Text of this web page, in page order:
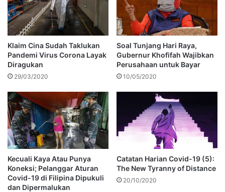
Klaim Cina Sudah Taklukan
Pandemi Virus Corona Layak
Diragukan
29/03/2020
Soal Tunjang Hari Raya,
Gubernur Khofifah Wajibkan
Perusahaan untuk Bayar
10/05/2020
Kecuali Kaya Atau Punya
Koneksi; Pelanggar Aturan
Covid-19 di Filipina Dipukuli
dan Dipermalukan
Catatan Harian Covid-19 (5):
The New Tyranny of Distance
20/10/2020